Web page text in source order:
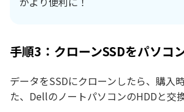
手順3：クローンSSDをパソコ
データをSSDにクローンしたら、購入
た、DellのノートパソコンのHDDと交換